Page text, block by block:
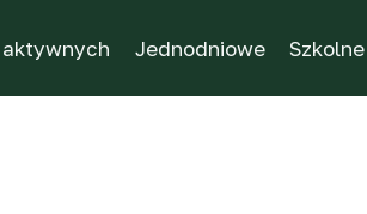
aktywnych Jednodniowe Szkolne